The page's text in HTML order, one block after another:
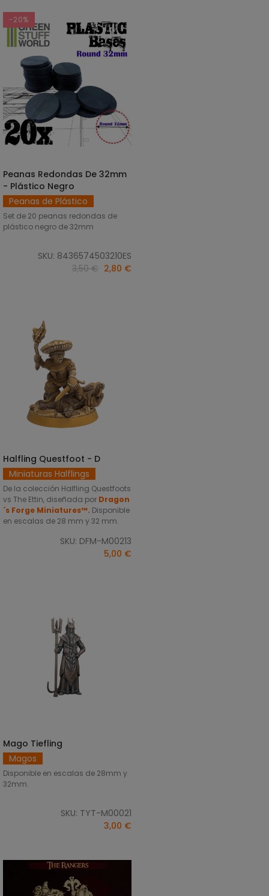
-20%
AÑADIR AL CARRITO
Peanas Redondas De 32mm
- Plástico Negro
Peanas de Plástico
Set de 20 peanas redondas de
plástico negro de 32mm
SKU: 8436574503210ES
3,50 € 2,80 €
SELECCIONAR OPCIONES
Halfling Questfoot - D
Miniaturas Halflings
De la colección Halfling Questfoots
vs The Ettin, diseñada por Dragon
´s Forge Miniatures™. Disponible
en escalas de 28 mm y 32 mm.
SKU: DFM-M00213
5,00 €
SELECCIONAR OPCIONES
Mago Tiefling
Magos
Disponible en escalas de 28mm y
32mm.
SKU: TYT-M00021
3,00 €